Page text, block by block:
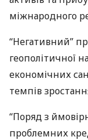
міжнародного
“Негативний”
геополітичної
економічних
темпів
“Поряд з
проблемних